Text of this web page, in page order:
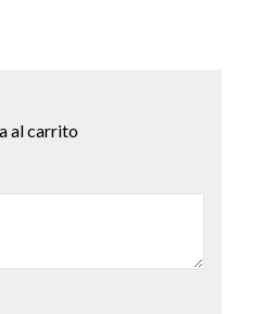
al carrito